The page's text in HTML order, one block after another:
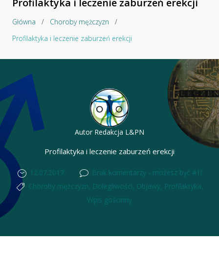
Profilaktyka i leczenie zaburzeń erekcji
Główna / Choroby mężczyzn
/
Profilaktyka i leczenie zaburzeń erekcji
Autor Redakcja L&PN
Profilaktyka i leczenie zaburzeń erekcji
12.07.2017
Brak komentarzy - możesz być #1!
Choroby mężczyzn, Dolegliwości, Objawy, Profilaktyka,
Wpis gościnny